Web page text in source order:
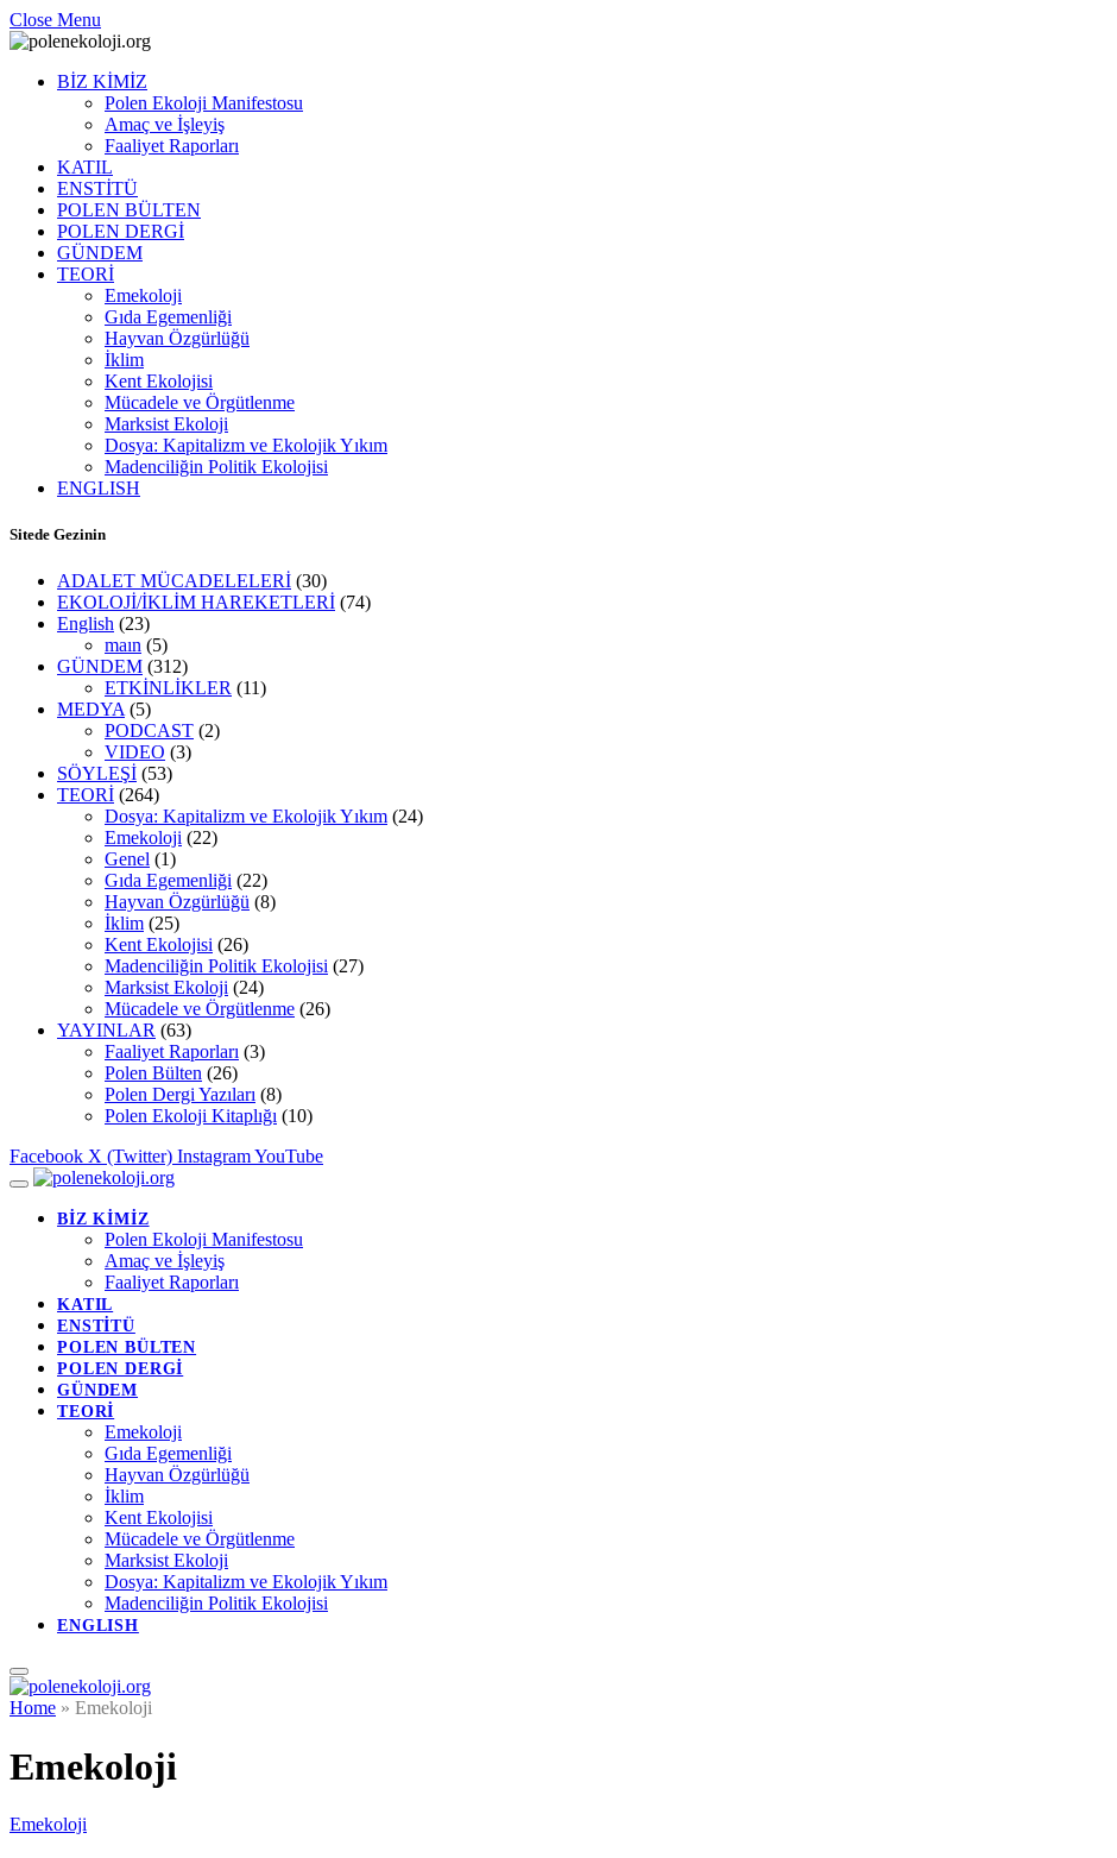
Close Menu
BİZ KİMİZ
Polen Ekoloji Manifestosu
Amaç ve İşleyiş
Faaliyet Raporları
KATIL
ENSTİTÜ
POLEN BÜLTEN
POLEN DERGİ
GÜNDEM
TEORİ
Emekoloji
Gıda Egemenliği
Hayvan Özgürlüğü
İklim
Kent Ekolojisi
Mücadele ve Örgütlenme
Marksist Ekoloji
Dosya: Kapitalizm ve Ekolojik Yıkım
Madenciliğin Politik Ekolojisi
ENGLISH
Sitede Gezinin
ADALET MÜCADELELERİ (30)
EKOLOJİ/İKLİM HAREKETLERİ (74)
English (23)
maın (5)
GÜNDEM (312)
ETKİNLİKLER (11)
MEDYA (5)
PODCAST (2)
VIDEO (3)
SÖYLEŞİ (53)
TEORİ (264)
Dosya: Kapitalizm ve Ekolojik Yıkım (24)
Emekoloji (22)
Genel (1)
Gıda Egemenliği (22)
Hayvan Özgürlüğü (8)
İklim (25)
Kent Ekolojisi (26)
Madenciliğin Politik Ekolojisi (27)
Marksist Ekoloji (24)
Mücadele ve Örgütlenme (26)
YAYINLAR (63)
Faaliyet Raporları (3)
Polen Bülten (26)
Polen Dergi Yazıları (8)
Polen Ekoloji Kitaplığı (10)
Facebook X (Twitter) InstagramYouTube
BİZ KİMİZ
Polen Ekoloji Manifestosu
Amaç ve İşleyiş
Faaliyet Raporları
KATIL
ENSTİTÜ
POLEN BÜLTEN
POLEN DERGİ
GÜNDEM
TEORİ
Emekoloji
Gıda Egemenliği
Hayvan Özgürlüğü
İklim
Kent Ekolojisi
Mücadele ve Örgütlenme
Marksist Ekoloji
Dosya: Kapitalizm ve Ekolojik Yıkım
Madenciliğin Politik Ekolojisi
ENGLISH
Home » Emekoloji
Emekoloji
Emekoloji